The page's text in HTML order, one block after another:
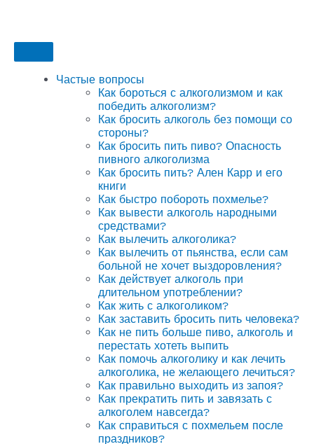
Частые вопросы
Как бороться с алкоголизмом и как
победить алкоголизм?
Как бросить алкоголь без помощи со
стороны?
Как бросить пить пиво? Опасность
пивного алкоголизма
Как бросить пить? Ален Карр и его
книги
Как быстро побороть похмелье?
Как вывести алкоголь народными
средствами?
Как вылечить алкоголика?
Как вылечить от пьянства, если сам
больной не хочет выздоровления?
Как действует алкоголь при
длительном употреблении?
Как жить с алкоголиком?
Как заставить бросить пить человека?
Как не пить больше пиво, алкоголь и
перестать хотеть выпить
Как помочь алкоголику и как лечить
алкоголика, не желающего лечиться?
Как правильно выходить из запоя?
Как прекратить пить и завязать с
алкоголем навсегда?
Как справиться с похмельем после
праздников?